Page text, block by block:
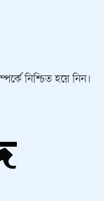
নিশ্চিত হয়ে নিন।